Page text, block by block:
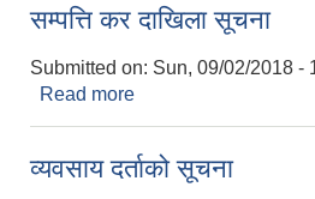
सम्पत्ति कर दाखिला सूचना
Submitted on: Sun, 09/02/2018 -
Read more
व्यवसाय दर्ताको सूचना